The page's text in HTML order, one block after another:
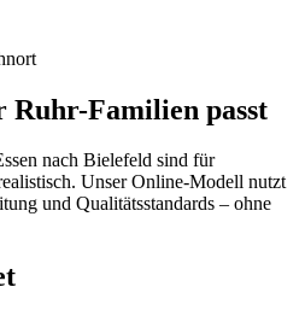
Familien passt
nach Bielefeld sind für
Unser Online-Modell nutzt
und Qualitätsstandards – ohne